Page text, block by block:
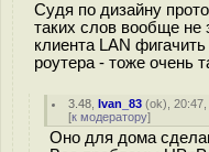
Судя по дизайну
таких слов вообще не
клиента LAN
роутера - тоже очень
3.48 ,Ivan_83 (ok),
[к модератору]
Оно для дома